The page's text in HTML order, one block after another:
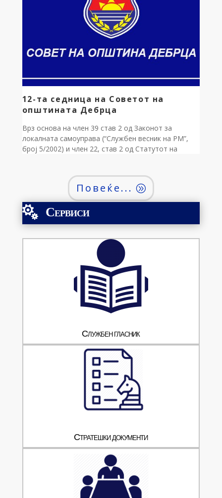
12-та седница на Советот на
општината Дебрца
Врз основа на член 39 став 2 од Законот за
локалната самоуправа (“Службен весник на РМ”,
број 5/2002) и член 22, став 2 од Статутот на
Е Ш Е Н И Е за свикување на 12-та седница на
Советот на општината Дебрца Ја […]
Повеќе...
 Сервиси
Службен гласник
Стратешки документи